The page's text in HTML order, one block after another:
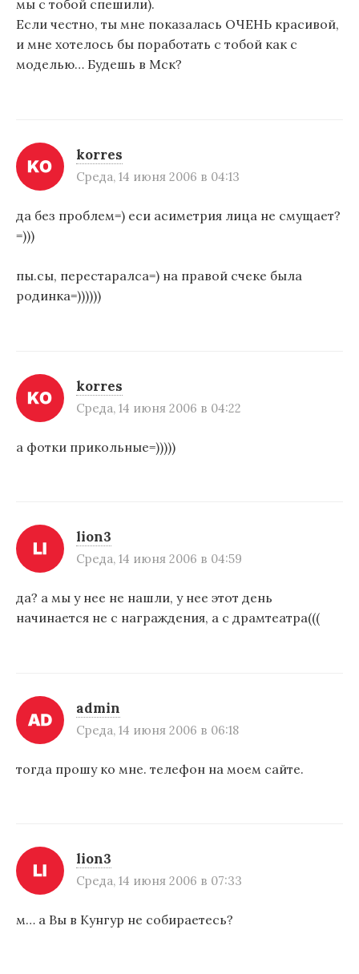
мы с тобой спешили).
Если честно, ты мне показалась ОЧЕНЬ красивой,
и мне хотелось бы поработать с тобой как с
моделью… Будешь в Мск?
korres
Среда, 14 июня 2006 в 04:13
да без проблем=) еси асиметрия лица не смущает?
=)))
пы.сы, перестаралса=) на правой счеке была
родинка=))))))
korres
Среда, 14 июня 2006 в 04:22
а фотки прикольные=)))))
lion3
Среда, 14 июня 2006 в 04:59
да? а мы у нее не нашли, у нее этот день
начинается не с награждения, а с драмтеатра(((
admin
Среда, 14 июня 2006 в 06:18
тогда прошу ко мне. телефон на моем сайте.
lion3
Среда, 14 июня 2006 в 07:33
м… а Вы в Кунгур не собираетесь?